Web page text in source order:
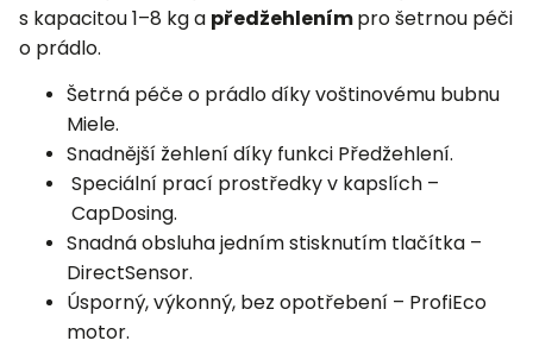
s kapacitou 1–8 kg a předžehlenímpro šetrnou péči
o prádlo.
Šetrná péče o prádlo díky voštinovému bubnu
Miele.
Snadnější žehlení díky funkci Předžehlení.
Speciální prací prostředky v kapslích –
CapDosing.
Snadná obsluha jedním stisknutím tlačítka –
DirectSensor.
Úsporný, výkonný, bez opotřebení – ProfiEco
motor.